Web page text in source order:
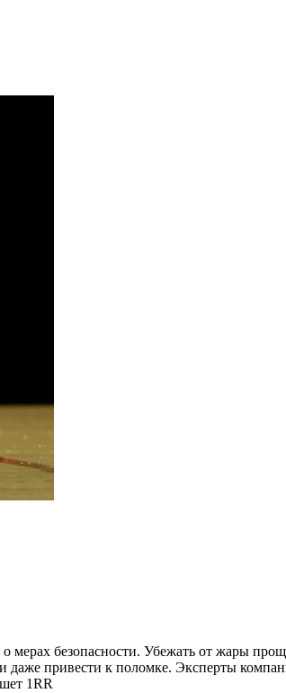
безопасности. Убежать от жары
даже привести к поломке. Эксперты
1RR